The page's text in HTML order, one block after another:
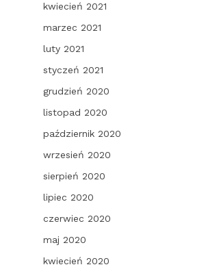
kwiecień 2021
marzec 2021
luty 2021
styczeń 2021
grudzień 2020
listopad 2020
październik 2020
wrzesień 2020
sierpień 2020
lipiec 2020
czerwiec 2020
maj 2020
kwiecień 2020